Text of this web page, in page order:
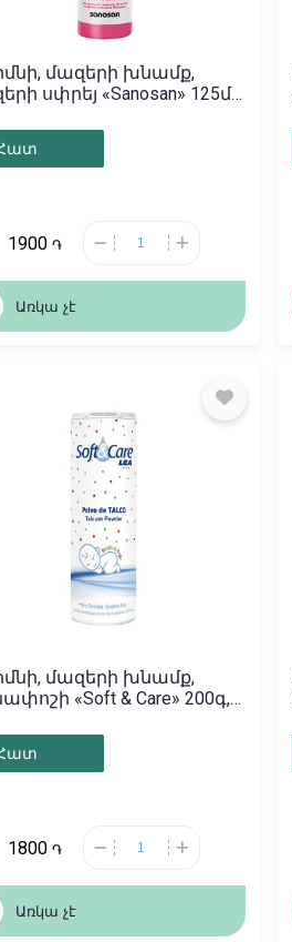
մազերի խնամք,
սփրեյ «Sanosan» 125մլ,
1900 ֏
Առկա չէ
մազերի խնամք,
«Soft & Care» 200գ,
1800 ֏
Առկա չէ